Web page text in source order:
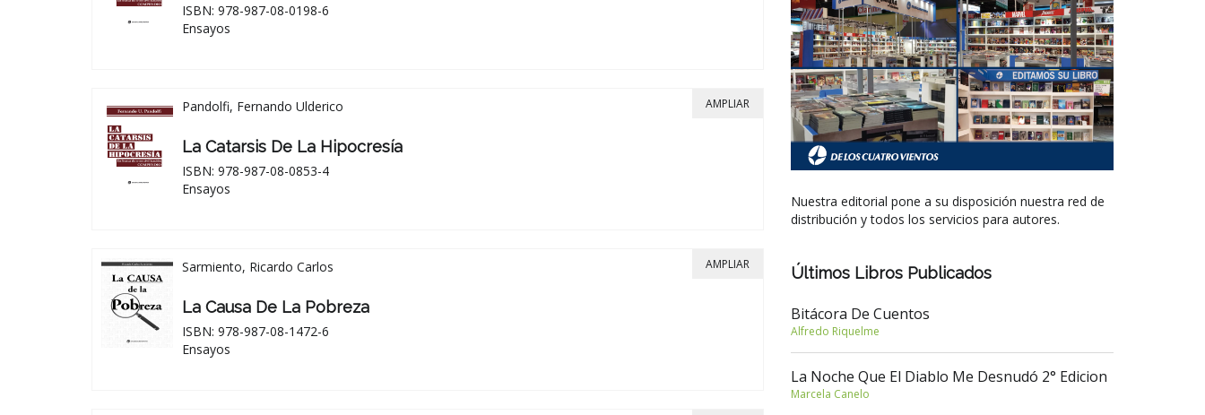
ISBN: 978-987-08-0198-6
Ensayos
Pandolfi, Fernando Ulderico
La Catarsis De La Hipocresía
ISBN: 978-987-08-0853-4
Ensayos
AMPLIAR
Sarmiento, Ricardo Carlos
La Causa De La Pobreza
ISBN: 978-987-08-1472-6
Ensayos
AMPLIAR
Nuestra editorial pone a su disposición nuestra red de
distribución y todos los servicios para autores.
Últimos Libros Publicados
Bitácora De Cuentos
Alfredo Riquelme
La Noche Que El Diablo Me Desnudó 2° Edicion
Marcela Canelo